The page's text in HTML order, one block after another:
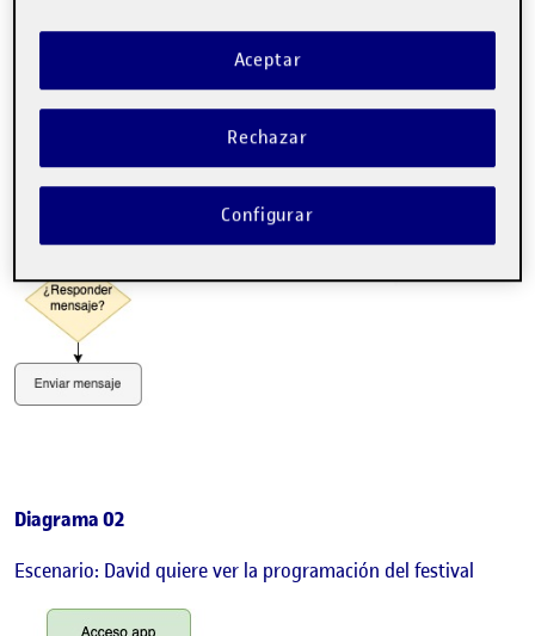
Diagrama 02
Escenario: David quiere ver la programación del festival
Rechazar
Aceptar
Configurar